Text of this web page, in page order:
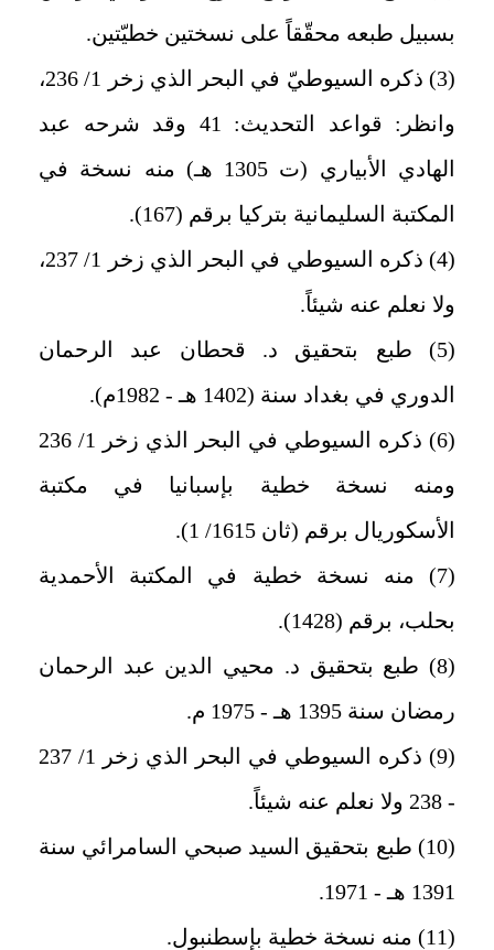
بسبيل طبعه محقّقاً على نسختين خطيّتين.
(3) ذكره السيوطيّ في البحر الذي زخر 1/ 236،
وانظر: قواعد التحديث: 41 وقد شرحه عبد
الهادي الأبياري (ت 1305 هـ‍) منه نسخة في
المكتبة السليمانية بتركيا برقم (167).
(4) ذكره السيوطي في البحر الذي زخر 1/ 237،
ولا نعلم عنه شيئاً.
(5) طبع بتحقيق د. قحطان عبد الرحمان
الدوري في بغداد سنة (1402 هـ - 1982م).
(6) ذكره السيوطي في البحر الذي زخر 1/ 236
ومنه نسخة خطية بإسبانيا في مكتبة
الأسكوريال برقم (ثان 1615/ 1).
(7) منه نسخة خطية في المكتبة الأحمدية
بحلب، برقم (1428).
(8) طبع بتحقيق د. محيي الدين عبد الرحمان
رمضان سنة 1395 هـ - 1975 م.
(9) ذكره السيوطي في البحر الذي زخر 1/ 237
- 238 ولا نعلم عنه شيئاً.
(10) طبع بتحقيق السيد صبحي السامرائي سنة
1391 هـ - 1971.
(11) منه نسخة خطية بإسطنبول.